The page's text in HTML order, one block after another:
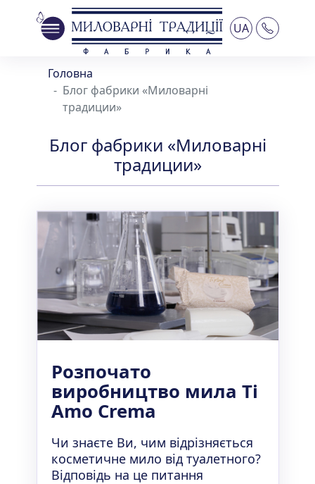
UA
Головна
Блог фабрики «Миловарні
традиции»
Блог фабрики «Миловарні
традиции»
Розпочато
виробництво мила Ti
Amo Crema
Чи знаєте Ви, чим відрізняється
косметичне мило від туалетного?
Відповідь на це питання